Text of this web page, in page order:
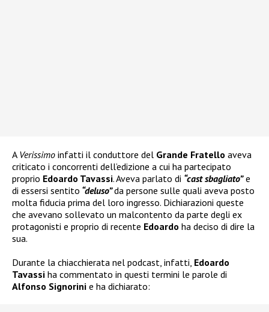
A Verissimo infatti il conduttore del Grande Fratello aveva
criticato i concorrenti dell’edizione a cui ha partecipato
proprio Edoardo Tavassi. Aveva parlato di “cast sbagliato”e
di essersi sentito “deluso”da persone sulle quali aveva posto
molta fiducia prima del loro ingresso. Dichiarazioni queste
che avevano sollevato un malcontento da parte degli ex
protagonisti e proprio di recente Edoardo ha deciso di dire la
sua.
Durante la chiacchierata nel podcast, infatti, Edoardo
Tavassi ha commentato in questi termini le parole di
Alfonso Signorini e ha dichiarato: